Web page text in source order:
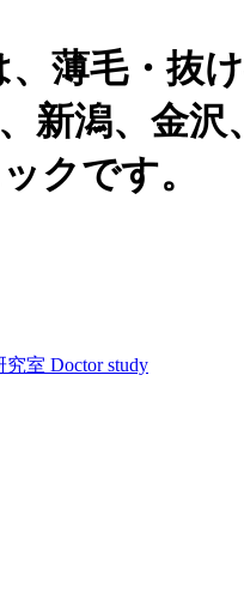
薄毛・抜
新潟、金
クです。
究室 Doctor study